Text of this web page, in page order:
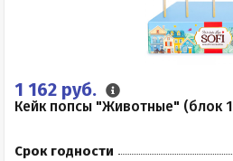
1 162 руб.
Кейк попсы "Животные" (блок
Срок годности